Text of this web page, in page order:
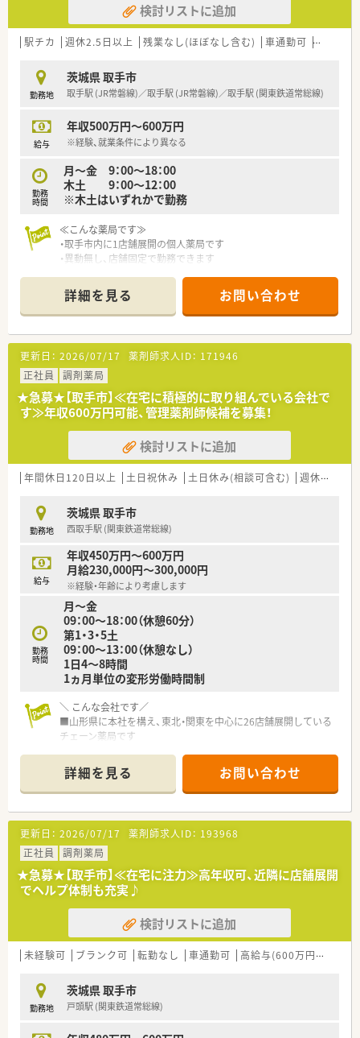
検討リストに追加
駅チカ 週休2.5日以上 残業なし(ほぼなし含む) 車通勤可 高給与
勤務地
茨城県 取手市
取手駅 (JR常磐線)／取手駅 (JR常磐線)／取手駅 (関東鉄道常総線)
給与
年収500万円～600万円
※経験、就業条件により異なる
勤務
時間
月～金 9：00～18：00
木土 9：00～12：00
※木土はいずれかで勤務
≪こんな薬局です≫
・取手市内に1店舗展開の個人薬局です
・異動無し、店舗固定で勤務できます
す
・月火水金は18時定時、木土13時までのため週休2.5日の薬局で
す！
・高年収600万円までご経験によりご相談可能
○こんな方にお勧め○
・ゆったりお仕事をしたい方
・プライベートと両立しながら働きたい方
・ご家庭の都合で勤務時間に制限がある方
・高年収を希望の方
詳細を見る お問い合わせ
更新日： 2026/07/17 薬剤師求人ID： 171946
正社員
調剤薬局
★急募★【取手市】≪在宅に積極的に取り組んでいる会社で
す≫年収600万円可能、管理薬剤師候補を募集！
検討リストに追加
年間休日120日以上 土日祝休み 土日休み(相談可含む) 週休2.5日以上
勤務地
茨城県 取手市
西取手駅 (関東鉄道常総線)
給与
年収450万円～600万円
月給230,000円～300,000円
※経験・年齢により考慮します
勤務
時間
月～金
09：00～18：00（休憩60分）
第1・3・5土
09：00～13：00（休憩なし）
1日4～8時間
1ヵ月単位の変形労働時間制
＼ こんな会社です／
■山形県に本社を構え、東北・関東を中心に26店舗展開している
チェーン薬局です
宅・施設どちらも幅広く実施しています
■対人業務へ特化し、調剤の機械化・システムの導入に積極的
で、ドクター・患者様・その他コメディカルと連携し地域医療を支
える薬局作りを行っています。
■「風通しが良い社風」が魅力です。代表も社員一人一人に寄り
添ってくれますので、自分の意見を言いやすい環境です。
■e-ラーニング会社負担のほか接遇研修、コミュニケーション研
修など、研修体制が充実している会社です。学びたい社員の意欲
を応援する風土がございます
＼ こんな薬局です／
■近くの医療センターの処方箋を取り扱っており、ほぼ全科の処
方箋を経験することができます
■薬剤師は常時3～4名で100枚前後の処方箋を対応するため、業
もあり安心です
■取手駅よりバス便多数！車があったほうが他店舗へのヘルプな
どに便利ですが、公共交通機関での通勤も可能です
詳細を見る お問い合わせ
更新日： 2026/07/17 薬剤師求人ID： 193968
正社員
調剤薬局
★急募★【取手市】≪在宅に注力≫高年収可、近隣に店舗展開
でヘルプ体制も充実♪
検討リストに追加
未経験可 ブランク可 転勤なし 車通勤可 高給与(600万円以上)
勤務地
茨城県 取手市
戸頭駅 (関東鉄道常総線)